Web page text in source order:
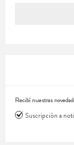
Recibí nuestras
Suscripción a